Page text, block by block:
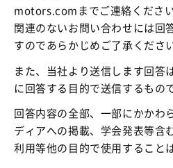
motors.com までご連絡ください
関連のないお問い合わせには回
すのであらかじめご了承くださ
また、当社より送信します回答
に回答する目的で送信するもの
回答内容の全部、一部にかかわ
ディアへの掲載、学会発表等含
利用等他の目的で使用すること